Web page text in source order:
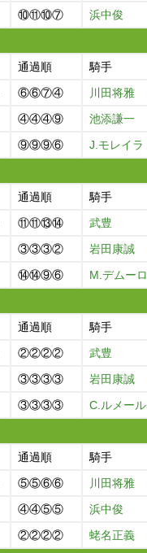
⑩⑪⑩⑦ 浜中俊
通過順 騎手
⑥⑥⑦④ 川田将雅
④④④⑨ 池添謙一
⑨⑨⑨⑥ J.モレイラ
通過順 騎手
⑪⑪⑬⑭ 武豊
③③③② 岩田康誠
⑭⑭⑨⑥ M.デムーロ
通過順 騎手
②②②② 武豊
③③③③ 岩田康誠
③③③③ C.ルメール
通過順 騎手
⑤⑤⑥⑥ 川田将雅
④④⑤⑤ 浜中俊
②②②② 蛯名正義